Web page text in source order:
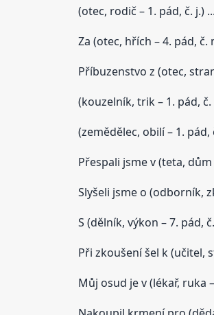
(otec, rodič – 1. pád, č. j.)
Za (otec, hřích – 4. pád, č.
Příbuzenstvo z (otec,
(kouzelník, trik – 1. pád, č.
(zemědělec, obilí – 1. pád,
Přespali jsme v (teta, dům
Slyšeli jsme o (odborník,
S (dělník, výkon – 7. pád,
Při zkoušení šel k (učitel,
Můj osud je v (lékař, ruka –